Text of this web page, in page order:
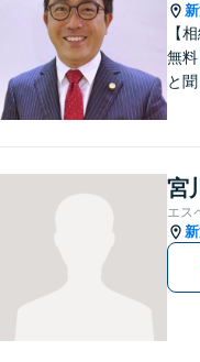
【
無
と
宮
エス